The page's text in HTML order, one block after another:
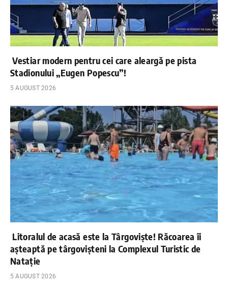
Vestiar modern pentru cei care aleargă pe pista
Stadionului „Eugen Popescu”!
5 AUGUST 2026
Litoralul de acasă este la Târgoviște! Răcoarea îi
așteaptă pe târgovișteni la Complexul Turistic de
Natație
5 AUGUST 2026